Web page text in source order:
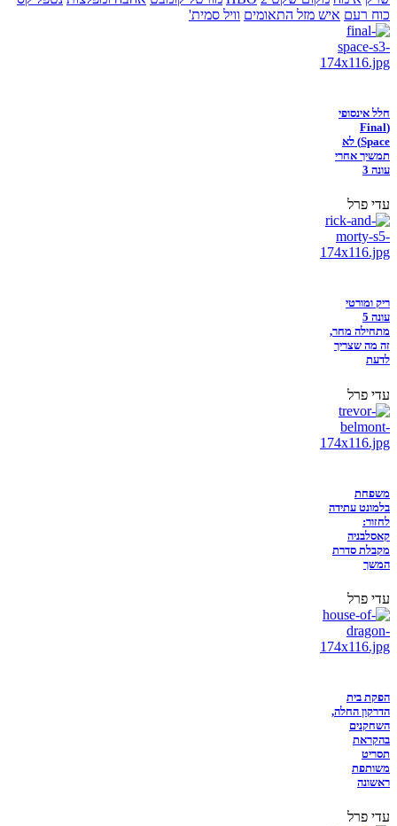
כוח רעם איש מזל התאומים וויל סמית'
חלל אינסופי
(Final
Space) לא
תמשיך אחרי
עונה 3
עדי פרל
ריק ומורטי
עונה 5
מתחילה מחר,
זה מה שצריך
לדעת
עדי פרל
משפחת
בלמונט עתידה
לחזור:
קאסלבניה
מקבלת סדרת
המשך
עדי פרל
הפקת בית
הדרקון החלה,
השחקנים
בהקראת
תסריט
משותפת
ראשונה
עדי פרל